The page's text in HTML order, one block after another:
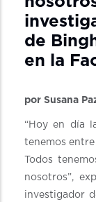
de
en la
por Susana
“Hoy en día
tenemos
Todos
nosotros”,
investigador